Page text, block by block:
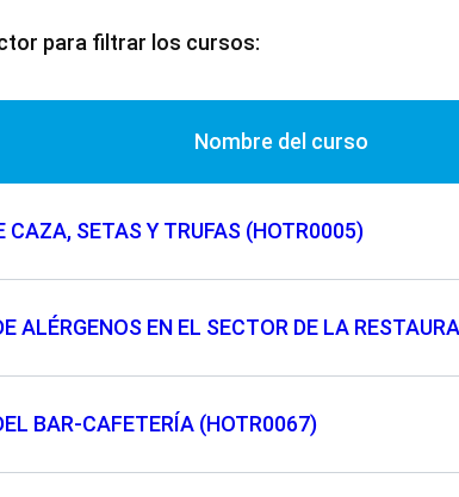
para filtrar los cursos:
Nombre del curso
CAZA, SETAS Y TRUFAS (HOTR0005)
ALÉRGENOS EN EL SECTOR DE LA
BAR-CAFETERÍA (HOTR0067)